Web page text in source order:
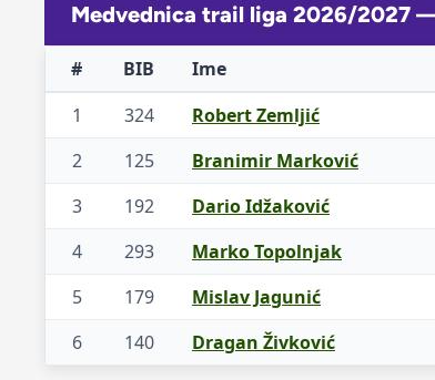
Medvednica trail liga 2026/
# BIB Ime
1
324 Robert Zemljić
2
125 Branimir Marković
3
192 Dario Idžaković
4
293 Marko Topolnjak
5
179 Mislav Jagunić
6
140 Dragan Živković